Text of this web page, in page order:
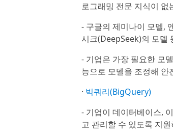
로그래밍 전문 지식이 없
- 구글의 제미나이 모델,
시크(DeepSeek)의 모델
- 기업은 가장 필요한 모
능으로 모델을 조정해 안
· 빅쿼리(BigQuery)
- 기업이 데이터베이스,
고 관리할 수 있도록 지